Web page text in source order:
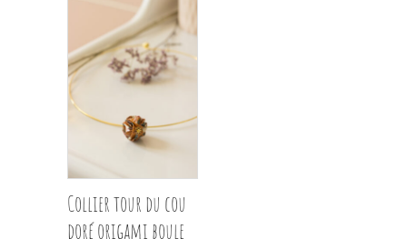
Collier tour du cou
doré origami boule